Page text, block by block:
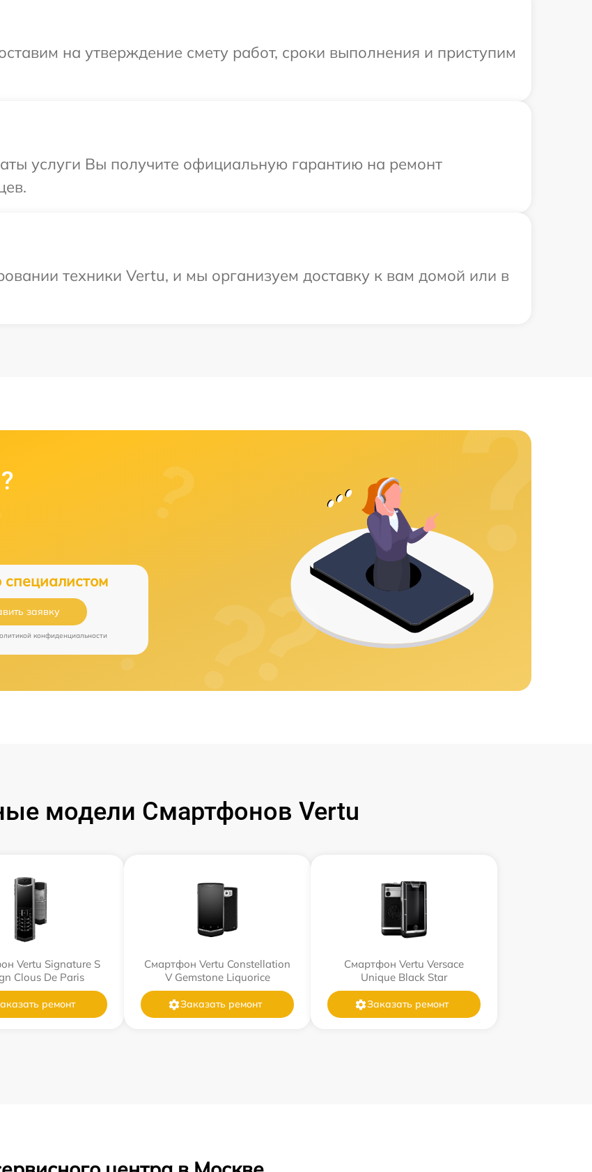
на утверждение смету работ, сроки выполнения и приступим
услуги Вы получите официальную гарантию на ремонт
техники Vertu, и мы организуем доставку к вам домой или в
специалистом
заявку
конфиденциальности
модели Смартфонов Vertu
Vertu Signature S
Clous De Paris
ремонт
Смартфон Vertu Constellation
V Gemstone Liquorice
Заказать ремонт
Смартфон Vertu Versace
Unique Black Star
Заказать ремонт